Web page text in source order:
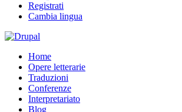
Registrati
Cambia lingua
Home
Opere letterarie
Traduzioni
Conferenze
Interpretariato
Blog